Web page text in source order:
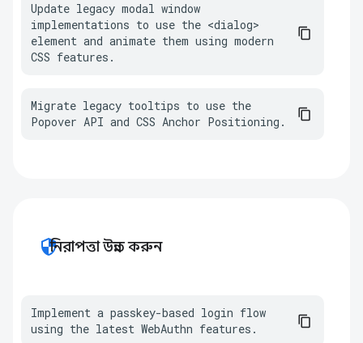
Update legacy modal window
implementations to use the <dialog>
element and animate them using modern
CSS features.
Migrate legacy tooltips to use the
Popover API and CSS Anchor Positioning.
securityনিরাপত্তা উন্নত করুন
Implement a passkey-based login flow
using the latest WebAuthn features.